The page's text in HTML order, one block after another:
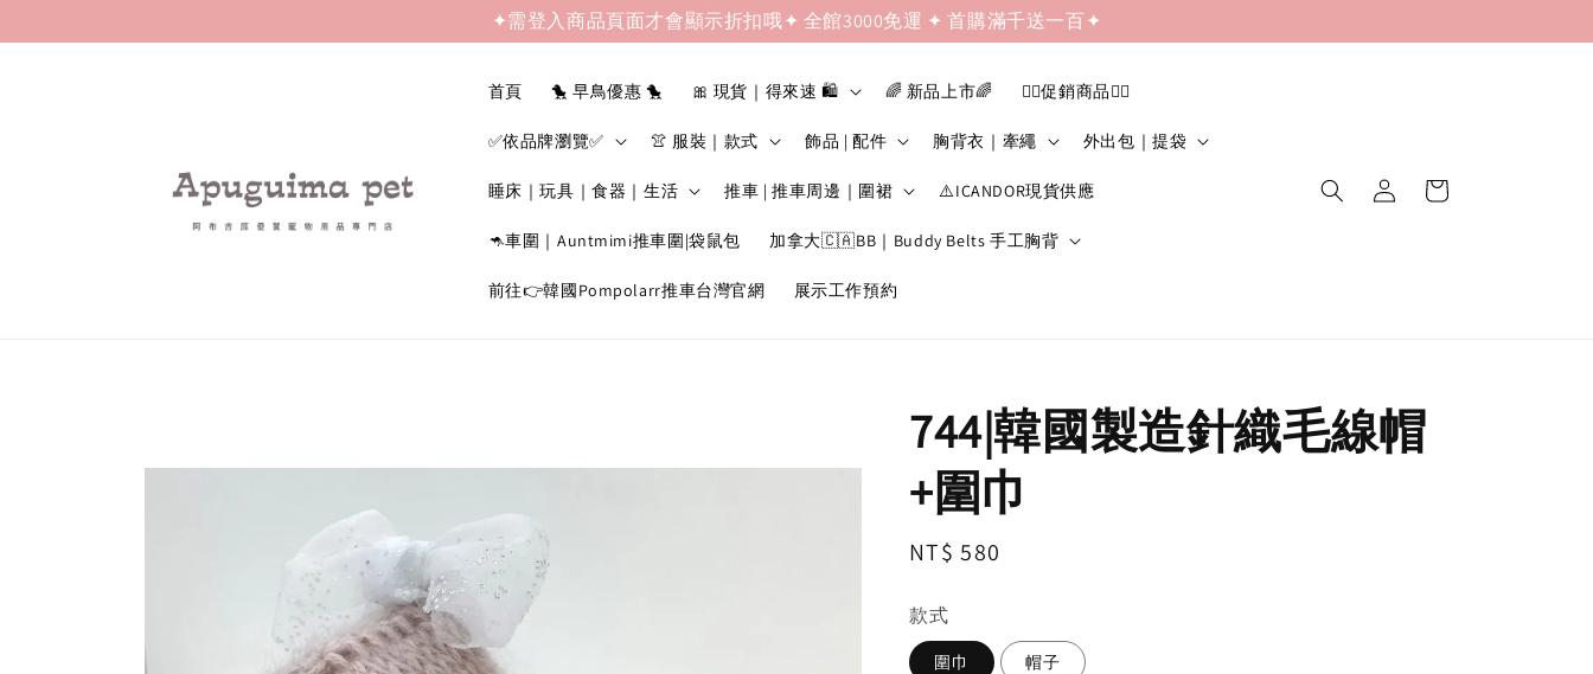
✦需登入商品頁面才會顯示折扣哦✦ 全館3000免運 ✦ 首購滿千送一百✦
首頁 🐤 早鳥優惠 🐤 🎀 現貨｜得來速 🛍️ 🌈 新品上市🌈 ❤️‍🔥促銷商品❤️‍🔥
✅依品牌瀏覽✅ 👚 服裝｜款式 飾品 | 配件 胸背衣｜牽繩 外出包｜提袋
睡床｜玩具｜食器｜生活 推車 | 推車周邊｜圍裙 ⚠️ICANDOR現貨供應
🦘車圍｜Auntmimi推車圍|袋鼠包 加拿大🇨🇦BB｜Buddy Belts 手工胸背
前往👉韓國Pompolarr推車台灣官網 展示工作預約
744|韓國製造針織毛線帽
+圍巾
Regular
NT$ 580
款式
圍巾 帽子